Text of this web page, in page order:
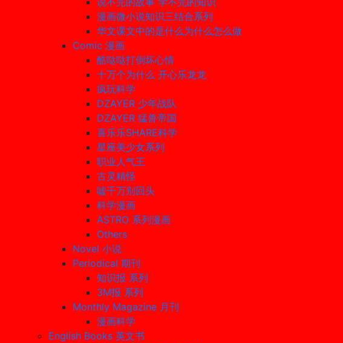
漫画微小说知识三结合系列
华文课文中的是什么为什么怎么做
Comic 漫画
酷哒哒打倒坏心情
十万个为什么 开心乐龙龙
疯玩科学
DZAYER 少年战队
DZAYER 猛兽帝国
喜乐乐SHARE科学
星座美少女系列
职业人气王
古灵精怪
嘘千万别回头
科学漫画
ASTRO 系列漫画
Others
Novel 小说
Periodical 期刊
知识报 系列
3M报 系列
Monthly Magazine 月刊
漫画科学
English Books 英文书